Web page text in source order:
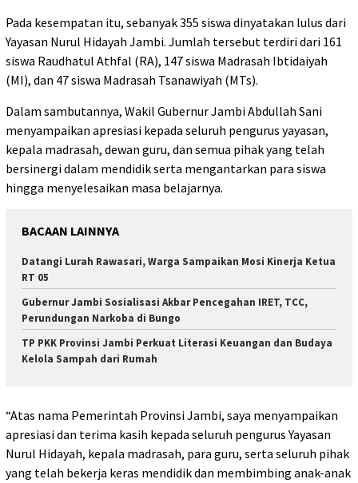
Pada kesempatan itu, sebanyak 355 siswa dinyatakan lulus dari
Yayasan Nurul Hidayah Jambi. Jumlah tersebut terdiri dari 161
siswa Raudhatul Athfal (RA), 147 siswa Madrasah Ibtidaiyah
(MI), dan 47 siswa Madrasah Tsanawiyah (MTs).
Dalam sambutannya, Wakil Gubernur Jambi Abdullah Sani
menyampaikan apresiasi kepada seluruh pengurus yayasan,
kepala madrasah, dewan guru, dan semua pihak yang telah
bersinergi dalam mendidik serta mengantarkan para siswa
hingga menyelesaikan masa belajarnya.
BACAAN LAINNYA
Datangi Lurah Rawasari, Warga Sampaikan Mosi Kinerja Ketua
RT 05
Gubernur Jambi Sosialisasi Akbar Pencegahan IRET, TCC,
Perundungan Narkoba di Bungo
TP PKK Provinsi Jambi Perkuat Literasi Keuangan dan Budaya
Kelola Sampah dari Rumah
“Atas nama Pemerintah Provinsi Jambi, saya menyampaikan
apresiasi dan terima kasih kepada seluruh pengurus Yayasan
Nurul Hidayah, kepala madrasah, para guru, serta seluruh pihak
yang telah bekerja keras mendidik dan membimbing anak-anak